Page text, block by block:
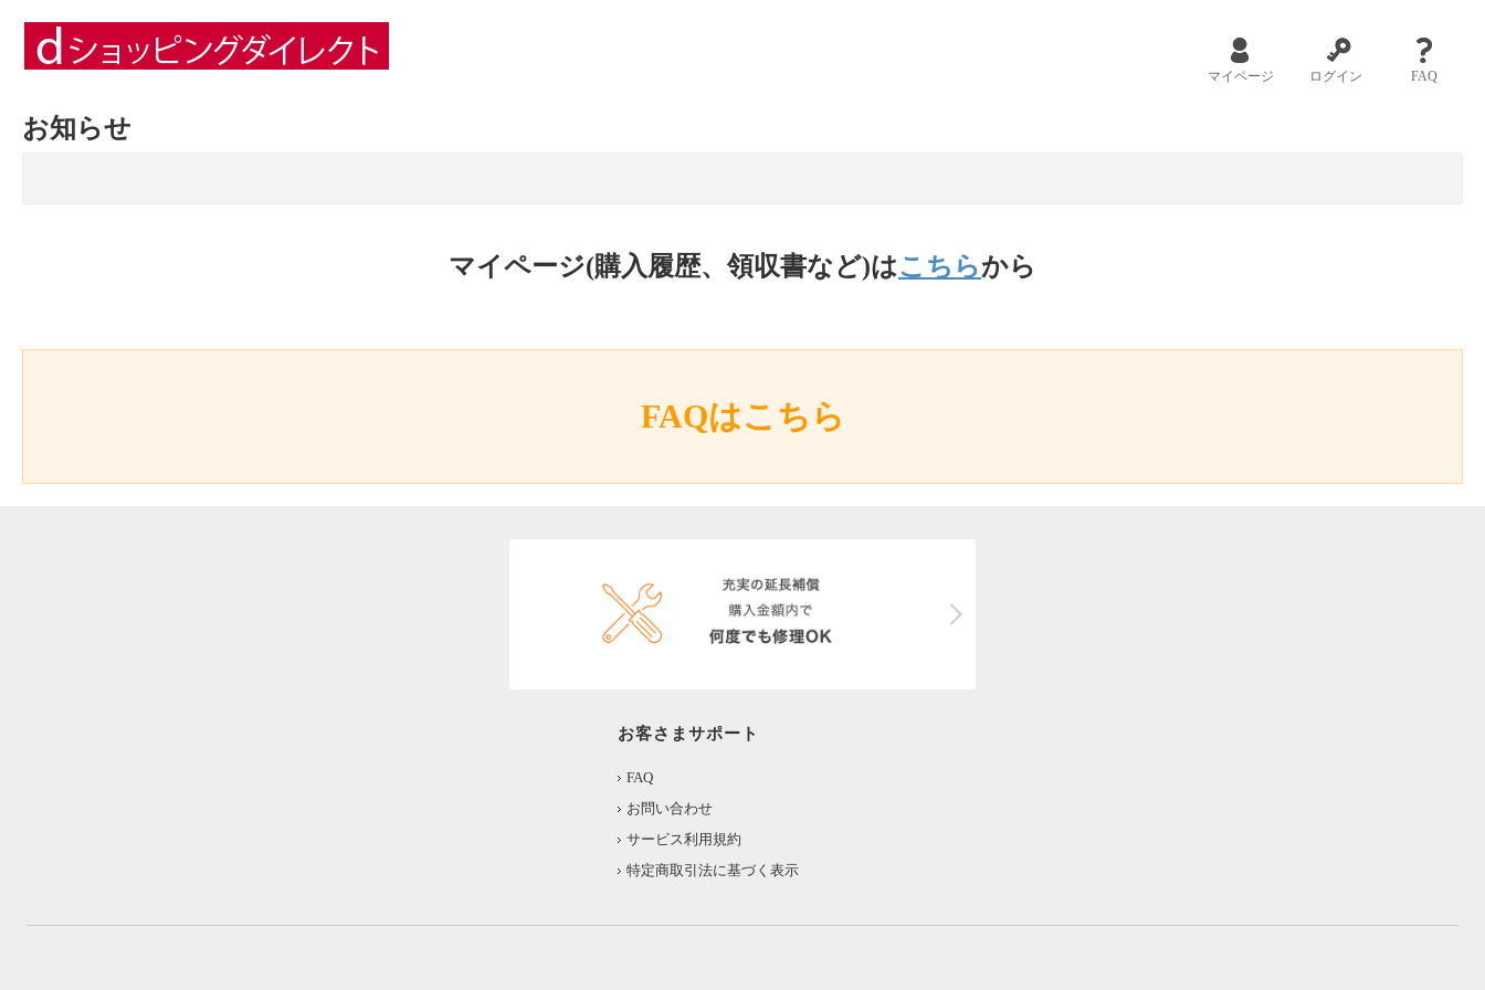
マイページ ログイン FAQ
お知らせ
マイページ(購入履歴、領収書など)はこちらから
FAQはこちら
お客さまサポート
FAQ
お問い合わせ
サービス利用規約
特定商取引法に基づく表示